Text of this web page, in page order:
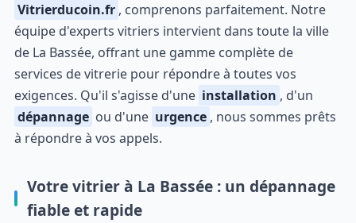
Vitrierducoin.fr , comprenons parfaitement. Notre
équipe d'experts vitriers intervient dans toute la ville
de La Bassée, offrant une gamme complète de
services de vitrerie pour répondre à toutes vos
exigences. Qu'il s'agisse d'une installation , d'un
dépannage ou d'une urgence , nous sommes prêts
à répondre à vos appels.
Votre vitrier à La Bassée : un dépannage
fiable et rapide